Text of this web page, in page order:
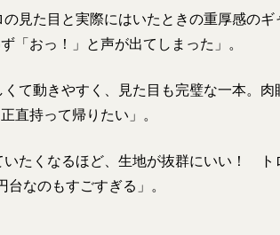
の見た目と実際にはいたときの重厚感の
「おっ！」と声が出てしまった」。
くて動きやすく、見た目も完璧な一本。
直持って帰りたい」。
いたくなるほど、生地が抜群にいい！ ト
なのもすごすぎる」。